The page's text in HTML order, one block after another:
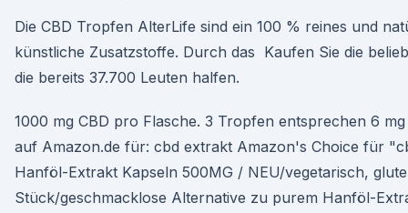
Die CBD Tropfen AlterLife sind ein 100 % reines und
künstliche Zusatzstoffe. Durch das Kaufen Sie die
die bereits 37.700 Leuten halfen.
1000 mg CBD pro Flasche. 3 Tropfen entsprechen 6
auf Amazon.de für: cbd extrakt Amazon's Choice für
Hanföl-Extrakt Kapseln 500MG / NEU/vegetarisch,
Stück/geschmacklose Alternative zu purem Hanföl-